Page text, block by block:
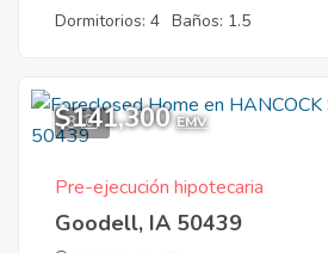
Dormitorios: 4 Baños: 1.5
3
$141,300 EMV
Pre-ejecución hipotecaria
Goodell, IA 50439